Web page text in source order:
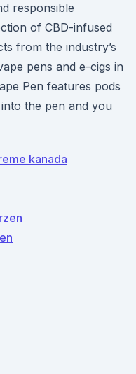
responsible
of CBD-infused
from the industry’s
pens and e-cigs in
Pen features pods
the pen and you
kanada